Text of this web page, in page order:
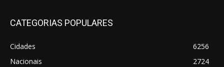
CATEGORIAS POPULARES
Cidades
6256
Nacionais
2724